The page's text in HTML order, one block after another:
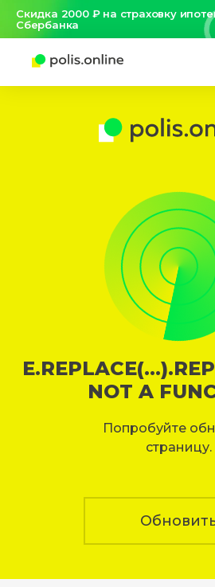
Скидка 2000 ₽ на страховку
Сбербанка
NOT A
Попробуйте
страницу.